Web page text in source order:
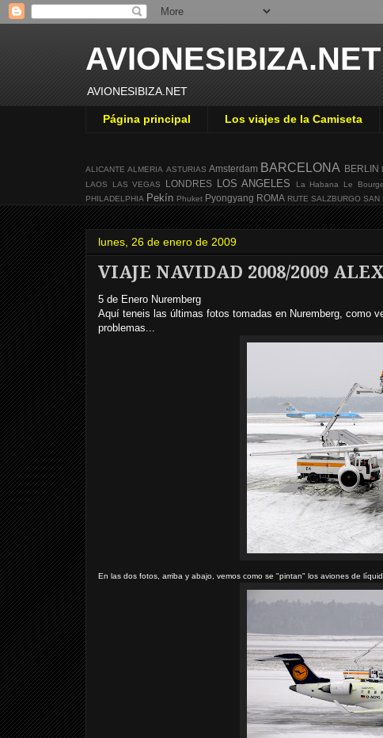
AVIONESIBIZA.NET
AVIONESIBIZA.NET
Página principal Los viajes de la Camiseta
ALICANTE ALMERIA ASTURIAS Amsterdam BARCELONA BERLIN
LAOS
LAS VEGAS LONDRES LOS ANGELES La Habana Le
PHILADELPHIA Pekín Phuket Pyongyang ROMA RUTE SALZBURGO SAN
lunes, 26 de enero de 2009
VIAJE NAVIDAD 2008/2009
5 de Enero Nuremberg
Aquí teneis las últimas fotos tomadas en Nuremberg, como
problemas...
En las dos fotos, arriba y abajo, vemos como se "pintan" los aviones de